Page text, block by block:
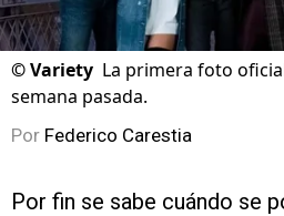
©Variety La primera foto
semana pasada.
Por Federico Carestia
Por fin se sabe cuándo se